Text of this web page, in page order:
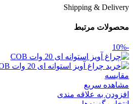
Shipping & Delivery
محصولات مرتبط
-10%
مقایسه
مشاهده سریع
افزودن به علاقه مندی